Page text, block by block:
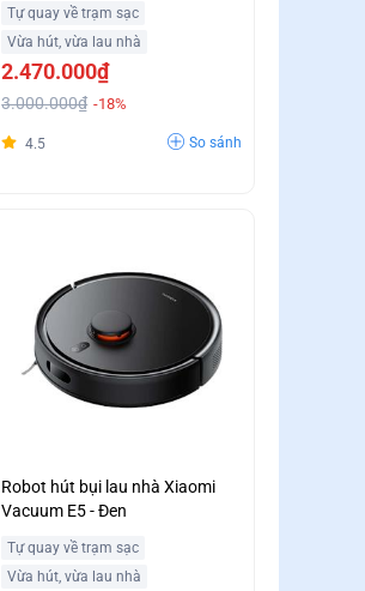
Tự quay về trạm sạc
Vừa hút, vừa lau nhà
2.470.000₫
3.000.000₫ -18%
4.5 So sánh
Robot hút bụi lau nhà Xiaomi
Vacuum E5 - Đen
Tự quay về trạm sạc
Vừa hút, vừa lau nhà